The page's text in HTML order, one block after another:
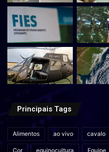
Principais Tags
Alimentos ao vivo cavalo
Cor equinocultura Equipe